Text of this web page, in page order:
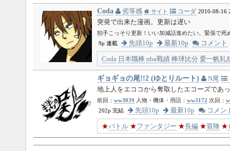
Coda 劣等感 サイト コーダ 2010-08-16
突発で出来た漫画。更新は遅い
拍手こっそり更新！いい加減話進めたい。緊張で死
9p 連載
先頭10p 最新10p コメント
Coda 日本職棒 nba戰績 棒球比分 爱一帆轧
ギョギョの尾!!2 (ゆとりルート) N尾
地上人をエココから奪取したエコーズで
前回： ww3039 人物・機体・用語： ww3172 次回：
202p 完結
先頭10p 最新10p コメン
★バトル ★ファンタジー ★長編 ★冒険 ★